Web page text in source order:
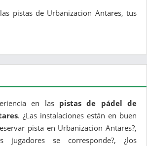
pistas de Urbanizacion Antares, tus
en las pistas de pádel de
. ¿Las instalaciones están en buen
pista en Urbanizacion Antares?,
se corresponde?, ¿los